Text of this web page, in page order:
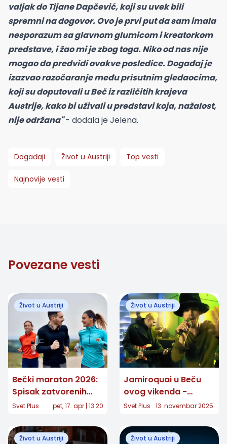
valjak do Tijane Dapčević, koji su uvek bili
spremni na dogovor. Ovo je prvi put da sam imala
nesporazum sa glavnom glumicom i kreatorkom
predstave, i žao mi je zbog toga. Niko od nas nije
mogao da predvidi ovakve posledice. Događaj je
izazvao razočaranje među prisutnim gledaocima,
koji su doputovali u Beč iz različitih krajeva
Austrije, kako bi uživali u predstavi koja, nažalost,
nije održana"- dodala je Jelena.
Događaji Život u Austriji Top vesti
Najnovije vesti
Povezane vesti
Život u Austriji
Bečki maraton 2026:
Spisak zatvorenih
ulica i detaljan vodič
Svet Plus pet, 17. apr | 13:20
Život u Austriji
Jamiroquai u Beču
ovog vikenda -
koncert, sajam knjiga
u Austriji
Svet Plus 13. novembar 2025.
Život u Austriji Život u Austriji